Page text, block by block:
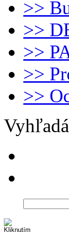
>>
>>
>>
>>
>>